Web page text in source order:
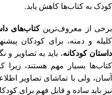
کودک به کتاب‌ها کاهش یابد.
برخی از معروف‌ترینکتابهای
کلیله و دمنه، برای کودکان
داستان کودکانه، باید به تصاویر و
کتاب‌ها بسیار مهم هستند، زیرا
آسان‌، ولی با تماشای تصاویر
نیز باید ساده و قابل فهم برای